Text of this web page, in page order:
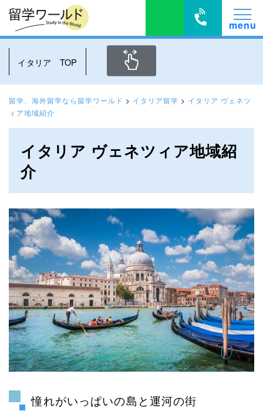
イタリア TOP
留学、海外留学なら留学ワールド > イタリア留学 > イタリア ヴェネツ
ィア地域紹介
イタリア ヴェネツィア地域紹
介
憧れがいっぱいの島と運河の街